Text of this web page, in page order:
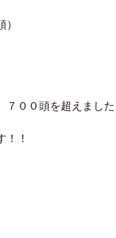
００頭を超えました
！！